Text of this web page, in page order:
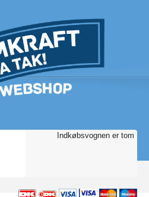
Indkøbsvognen er tom